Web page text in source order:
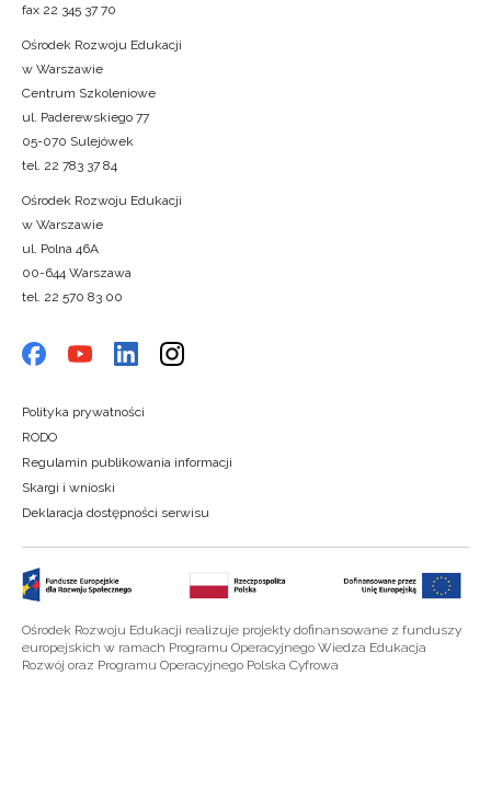
fax 22 345 37 70
Ośrodek Rozwoju Edukacji
w Warszawie
Centrum Szkoleniowe
ul. Paderewskiego 77
05-070 Sulejówek
tel. 22 783 37 84
Ośrodek Rozwoju Edukacji
w Warszawie
ul. Polna 46A
00-644 Warszawa
tel. 22 570 83 00
Polityka prywatności
RODO
Regulamin publikowania informacji
Skargi i wnioski
Deklaracja dostępności serwisu
Ośrodek Rozwoju Edukacji realizuje projekty dofinansowane z funduszy
europejskich w ramach Programu Operacyjnego Wiedza Edukacja
Rozwój oraz Programu Operacyjnego Polska Cyfrowa